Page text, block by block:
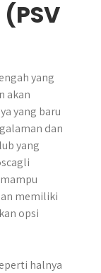
yang
akan
yang baru
dan
yang
memiliki
opsi
halnya